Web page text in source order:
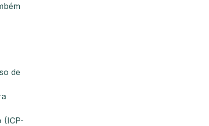
de
(ICP-